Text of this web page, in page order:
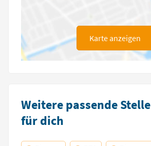
Karte anzeigen
Weitere passende
für dich